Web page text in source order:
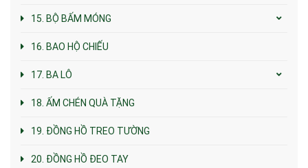
15. BỘ BẤM MÓNG
16. BAO HỘ CHIẾU
17. BA LÔ
18. ẤM CHÉN QUÀ TẶNG
19. ĐỒNG HỒ TREO TƯỜNG
20. ĐỒNG HỒ ĐEO TAY